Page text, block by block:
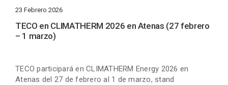
23 Febrero 2026
TECO en CLIMATHERM 2026 en Atenas (27 febrero
– 1 marzo)
TECO participará en CLIMATHERM Energy 2026 en
Atenas del 27 de febrero al 1 de marzo, stand